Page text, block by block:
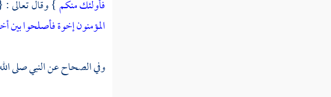
فأولئك منكم} وقال تعالى
المؤمنون إخوة فأصلحوا بين
وفي الصحاح عن النبي صلى